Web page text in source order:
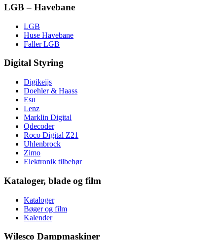
LGB – Havebane
LGB
Huse Havebane
Faller LGB
Digital Styring
Digikeijs
Doehler & Haass
Esu
Lenz
Marklin Digital
Qdecoder
Roco Digital Z21
Uhlenbrock
Zimo
Elektronik tilbehør
Kataloger, blade og film
Kataloger
Bøger og film
Kalender
Wilesco Dampmaskiner